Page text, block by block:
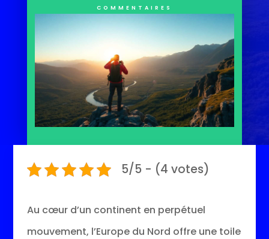
commentaires
5/5 - (4 votes)
Au cœur d’un continent en perpétuel
mouvement, l’Europe du Nord offre une toile